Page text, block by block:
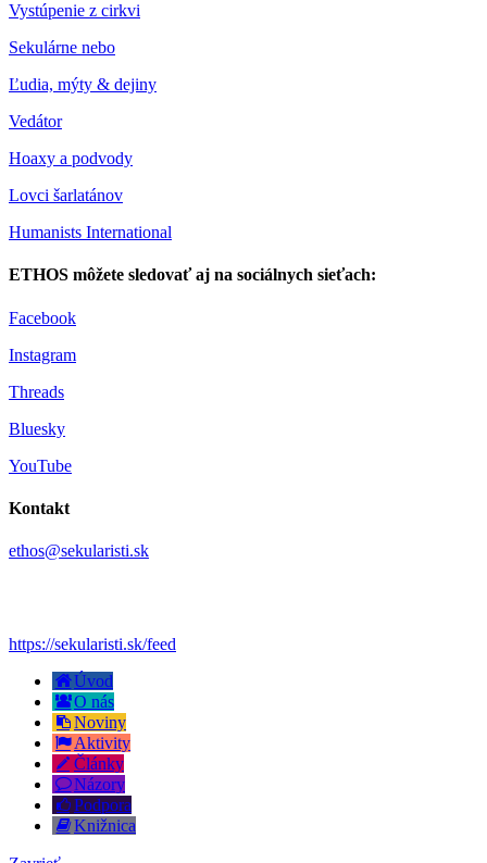
Vystúpenie z cirkvi
Sekulárne nebo
Ľudia, mýty & dejiny
Vedátor
Hoaxy a podvody
Lovci šarlatánov
Humanists International
ETHOS môžete sledovať aj na sociálnych sieťach:
Facebook
Instagram
Threads
Bluesky
YouTube
Kontakt
ethos@sekularisti.sk
https://sekularisti.sk/feed
Úvod
O nás
Noviny
Aktivity
Články
Názory
Podpora
Knižnica